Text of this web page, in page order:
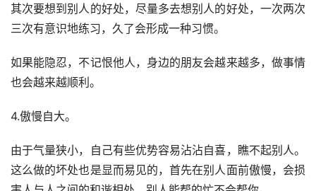
其次要想到别人的好处，尽量多去想别人的好处，一次两次
三次有意识地练习，久了会形成一种习惯。
如果能隐忍，不记恨他人，身边的朋友会越来越多，做事情
也会越来越顺利。
4.傲慢自大。
由于气量狭小，自己有些优势容易沾沾自喜，瞧不起别人。
这么做的坏处也是显而易见的，首先在别人面前傲慢，会损